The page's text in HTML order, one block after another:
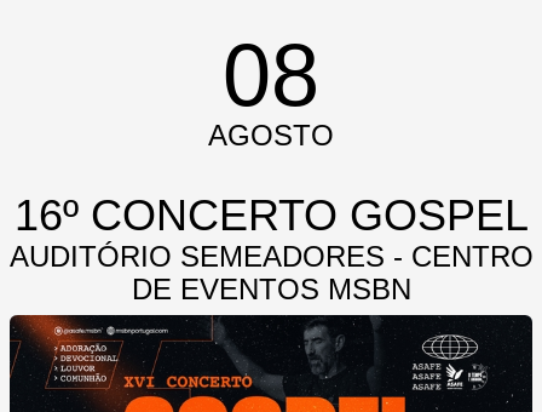
08
AGOSTO
16º CONCERTO GOSPEL
AUDITÓRIO SEMEADORES - CENTRO
DE EVENTOS MSBN